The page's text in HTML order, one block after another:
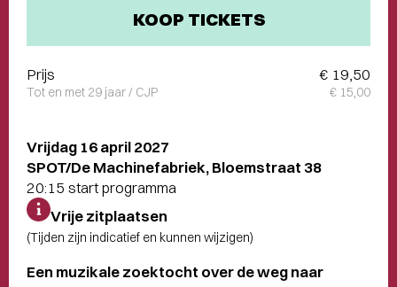
Vrijdag 16 april 2027
SPOT/De Machinefabriek, Bloemstraat 38
20:15 start programma
Vrije zitplaatsen
(Tijden zijn indicatief en kunnen wijzigen)
Een muzikale zoektocht over de weg naar
KOOP TICKETS
Prijs € 19,50
Tot en met 29 jaar / CJP € 15,00